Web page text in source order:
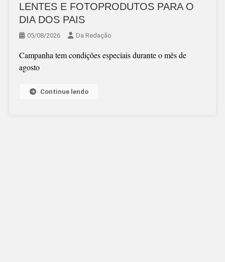
LENTES E FOTOPRODUTOS PARA O
DIA DOS PAIS
05/08/2026 Da Redação
Campanha tem condições especiais durante o mês de
agosto
Continue lendo